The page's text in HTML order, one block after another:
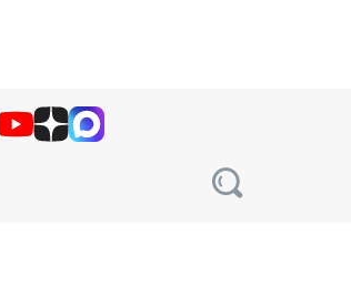
a search term